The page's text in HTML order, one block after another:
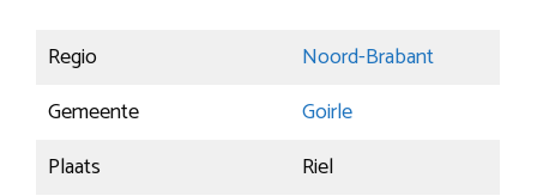
Regio
Noord-Brabant
Gemeente
Goirle
Plaats
Riel